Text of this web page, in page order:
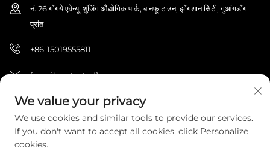
नं. 26 गोंगये एवेन्यू, शुंजिंग औद्योगिक पार्क, बानफू टाउन, झोंगशान सिटी, गुआंगडोंग
प्रांत
+86-15019555811
[email protected]
कॉपीराइट © 2026 झोंगशान हाईजिलुन कल्चरल एंड एजुकेशनल प्रोडक्ट कंपनी लिमिटेड।
सर्वाधिकार सुरक्षित।
गोपनीयता नीति
We value your privacy
We use cookies and similar tools to provide our services.
If you don't want to accept all cookies, click Personalize
cookies.